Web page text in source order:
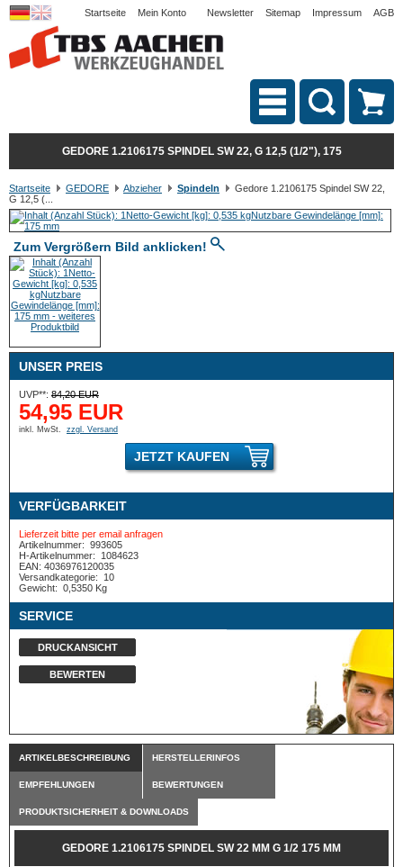
Startseite Mein Konto Newsletter Sitemap Impressum AGB
GEDORE 1.2106175 SPINDEL SW 22, G 12,5 (1/2"), 175
Startseite GEDORE Abzieher Spindeln
Gedore 1.2106175 Spindel SW 22,
G 12,5 (...
Zum Vergrößern Bild anklicken!
UNSER PREIS
UVP**: 84,20 EUR
54,95 EUR
inkl. MwSt. zzgl. Versand
JETZT KAUFEN
VERFÜGBARKEIT
Lieferzeit bitte per email anfragen
Artikelnummer: 993605
H-Artikelnummer:
1084623
EAN: 4036976120035
Versandkategorie:
10
Gewicht: 0,5350 Kg
SERVICE
DRUCKANSICHT
BEWERTEN
ARTIKELBESCHREIBUNG HERSTELLERINFOS
EMPFEHLUNGEN BEWERTUNGEN
PRODUKTSICHERHEIT & DOWNLOADS
GEDORE 1.2106175 SPINDEL SW 22 MM G 1/2 175 MM